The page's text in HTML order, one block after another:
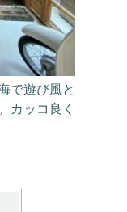
で遊び風と
カッコ良く